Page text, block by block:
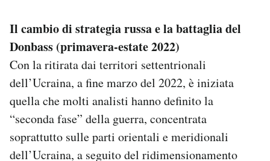
Il cambio di strategia russa e la battaglia del
Donbass (primavera-estate 2022)
Con la ritirata dai territori settentrionali
dell’Ucraina, a fine marzo del 2022, è iniziata
quella che molti analisti hanno definito la
“seconda fase” della guerra, concentrata
soprattutto sulle parti orientali e meridionali
dell’Ucraina, a seguito del ridimensionamento